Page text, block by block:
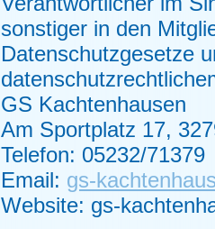
sonstiger in den
Datenschutzgesetze
GS Kachtenhausen
Am Sportplatz 17,
Telefon: 05232/71379
Email: gs-
Website: gs-